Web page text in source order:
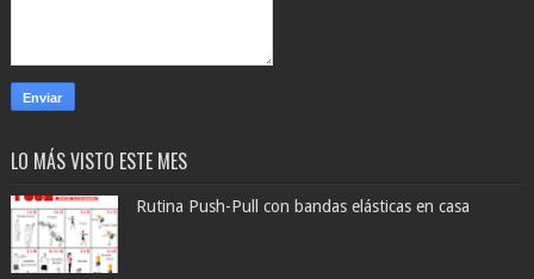
LO MÁS VISTO ESTE MES
Rutina Push-Pull con bandas elásticas en casa